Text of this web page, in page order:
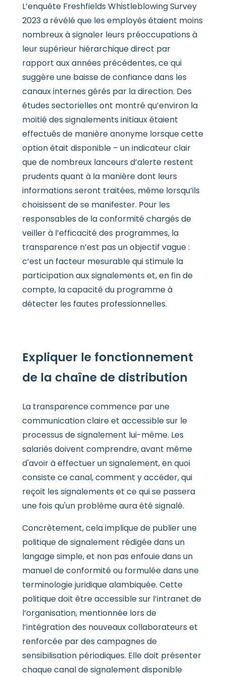
L’enquête Freshfields Whistleblowing Survey
2023 a révélé que les employés étaient moins
nombreux à signaler leurs préoccupations à
leur supérieur hiérarchique direct par
rapport aux années précédentes, ce qui
suggère une baisse de confiance dans les
canaux internes gérés par la direction. Des
études sectorielles ont montré qu’environ la
moitié des signalements initiaux étaient
effectués de manière anonyme lorsque cette
option était disponible – un indicateur clair
que de nombreux lanceurs d’alerte restent
prudents quant à la manière dont leurs
informations seront traitées, même lorsqu’ils
choisissent de se manifester. Pour les
responsables de la conformité chargés de
veiller à l’efficacité des programmes, la
transparence n’est pas un objectif vague :
c’est un facteur mesurable qui stimule la
participation aux signalements et, en fin de
compte, la capacité du programme à
détecter les fautes professionnelles.
Expliquer le fonctionnement
de la chaîne de distribution
La transparence commence par une
communication claire et accessible sur le
processus de signalement lui-même. Les
salariés doivent comprendre, avant même
d'avoir à effectuer un signalement, en quoi
consiste ce canal, comment y accéder, qui
reçoit les signalements et ce qui se passera
une fois qu'un problème aura été signalé.
Concrètement, cela implique de publier une
politique de signalement rédigée dans un
langage simple, et non pas enfouie dans un
manuel de conformité ou formulée dans une
terminologie juridique alambiquée. Cette
politique doit être accessible sur l’intranet de
l’organisation, mentionnée lors de
l’intégration des nouveaux collaborateurs et
renforcée par des campagnes de
sensibilisation périodiques. Elle doit présenter
chaque canal de signalement disponible